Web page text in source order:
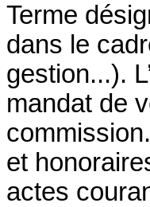
Terme
dans le
gestion...).
mandat de
et
actes